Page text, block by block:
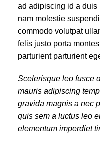
ad adipiscing id a duis
nam molestie
commodo volutpat
felis justo porta
parturient parturient
Scelerisque leo fusce
mauris adipiscing
gravida magnis a nec
quis sem a luctus leo
elementum imperdiet